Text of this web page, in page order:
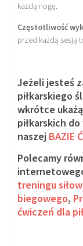
każdą nogę.
Częstotliwość
przed każdą sesją
Jeżeli jesteś
piłkarskiego
wkrótce
piłkarskich
naszej BAZIE
Polecamy
treningu
biegowego,
ćwiczeń dla